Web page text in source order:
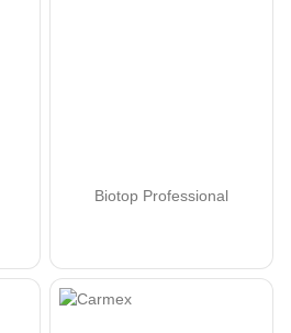
Biotop Professional